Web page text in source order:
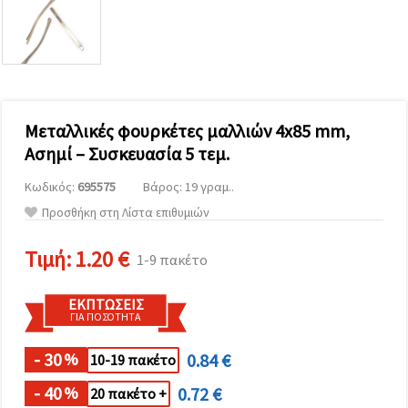
επισκεψιμότητα
και να
προβάλλουμε
πιο σχετικό
περιεχόμενο
άλλων με
τη βοήθεια
των
συνεργατών
μας για
χρησιμοποιήσετε
όλα τα
cookies
κάνοντας
κλικ στον
ιστότοπο!
Μεταλλικές φουρκέτες μαλλιών 4x85 mm,
Ασημί – Συσκευασία 5 τεμ.
Κωδικός: 695575
Βάρος: 19 γραμ..
Προσθήκη στη Λίστα επιθυμιών
Τιμή:1.20 € 1-9 πακέτο
ΕΚΠΤΏΣΕΙΣ
ΓΙΑ ΠΟΣΌΤΗΤΑ
- 30% 10-19 πακέτο
0.84 €
- 40% 20 πακέτο + 0.72 €